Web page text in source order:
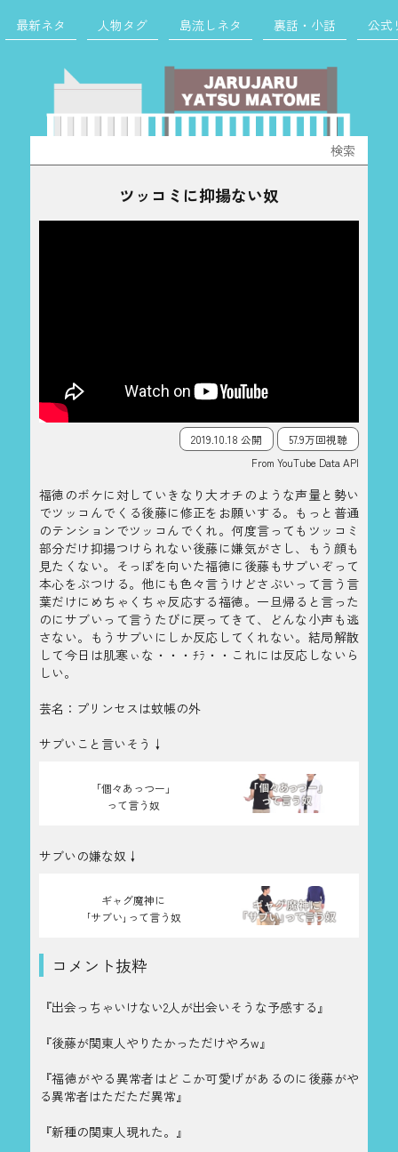
最新ネタ 人物タグ 島流しネタ 裏話・小話 公式
索:
ツッコミに抑揚ない奴
2019.10.18 公開
57.9万回視聴
From YouTube Data API
福徳のボケに対していきなり大オチのような声量と勢い
でツッコんでくる後藤に修正をお願いする。もっと普通
のテンションでツッコんでくれ。何度言ってもツッコミ
部分だけ抑揚つけられない後藤に嫌気がさし、もう顔も
見たくない。そっぽを向いた福徳に後藤もサブいぞって
本心をぶつける。他にも色々言うけどさぶいって言う言
葉だけにめちゃくちゃ反応する福徳。一旦帰ると言った
のにサブいって言うたびに戻ってきて、どんな小声も逃
さない。もうサブいにしか反応してくれない。結局解散
して今日は肌寒ぃな・・・ﾁﾗ・・これには反応しないら
しい。
芸名：プリンセスは蚊帳の外
サブいこと言いそう↓
「個々あっつー」
って言う奴
サブいの嫌な奴↓
ギャグ魔神に
｢サブい｣って言う奴
コメント抜粋
『出会っちゃいけない2人が出会いそうな予感する』
『後藤が関東人やりたかっただけやろw』
『福徳がやる異常者はどこか可愛げがあるのに後藤がや
る異常者はただただ異常』
『新種の関東人現れた。』